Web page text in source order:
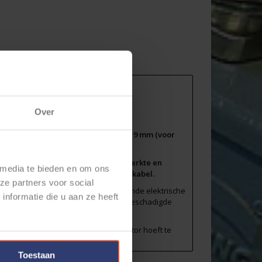
Over
te bieden en om ons
partners voor social
die u aan ze heeft
Toestaan
met lijm en een diameter van 19 mm (voor
Deze krimpkous is gemaakt van bewerkte en
afdichting en hechting aan de kabel.
voor gebruik bij veel verschillende elektrische
connectoren, het repareren van beschadigde
gebruiken zonder dat je de connector hoeft te
+125°C. Om deze kous te krimpen moet er